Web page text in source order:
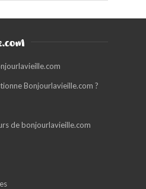
Bonjourlavieille.com ?
de bonjourlavieille.com